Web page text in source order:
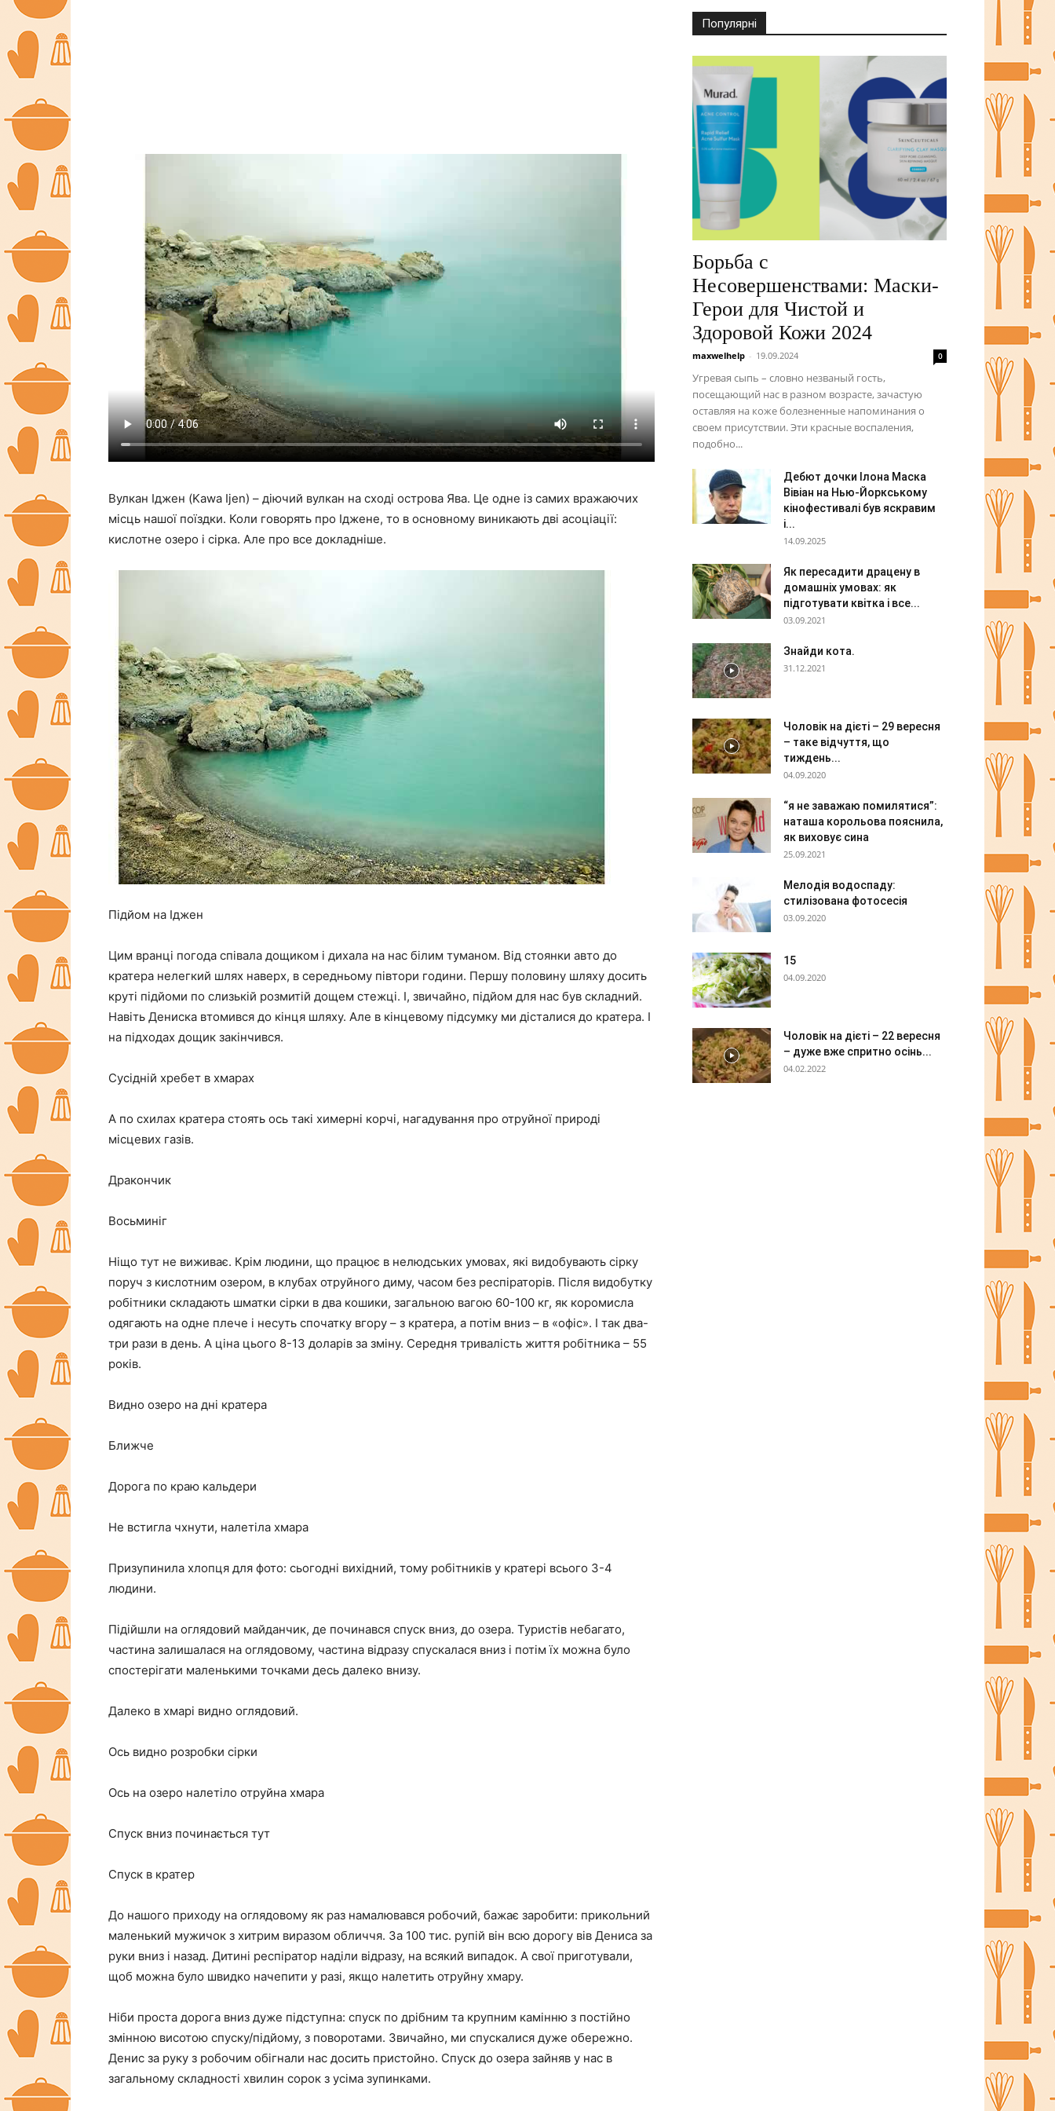
Вулкан Іджен (Kawa Ijen) – діючий вулкан на сході острова Ява. Це одне із самих вражаючих
місць нашої поїздки. Коли говорять про Іджене, то в основному виникають дві асоціації:
кислотне озеро і сірка. Але про все докладніше.
Підйом на Іджен
Цим вранці погода співала дощиком і дихала на нас білим туманом. Від стоянки авто до
кратера нелегкий шлях наверх, в середньому півтори години. Першу половину шляху досить
круті підйоми по слизькій розмитій дощем стежці. І, звичайно, підйом для нас був складний.
Навіть Дениска втомився до кінця шляху. Але в кінцевому підсумку ми дісталися до кратера. І
на підходах дощик закінчився.
Сусідній хребет в хмарах
А по схилах кратера стоять ось такі химерні корчі, нагадування про отруйної природі
місцевих газів.
Дракончик
Восьминіг
Ніщо тут не виживає. Крім людини, що працює в нелюдських умовах, які видобувають сірку
поруч з кислотним озером, в клубах отруйного диму, часом без респіраторів. Після видобутку
робітники складають шматки сірки в два кошики, загальною вагою 60-100 кг, як коромисла
одягають на одне плече і несуть спочатку вгору – з кратера, а потім вниз – в «офіс». І так два-
три рази в день. А ціна цього 8-13 доларів за зміну. Середня тривалість життя робітника – 55
років.
Видно озеро на дні кратера
Ближче
Дорога по краю кальдери
Не встигла чхнути, налетіла хмара
Призупинила хлопця для фото: сьогодні вихідний, тому робітників у кратері всього 3-4
людини.
Підійшли на оглядовий майданчик, де починався спуск вниз, до озера. Туристів небагато,
частина залишалася на оглядовому, частина відразу спускалася вниз і потім їх можна було
спостерігати маленькими точками десь далеко внизу.
Далеко в хмарі видно оглядовий.
Ось видно розробки сірки
Ось на озеро налетіло отруйна хмара
Спуск вниз починається тут
Спуск в кратер
До нашого приходу на оглядовому як раз намалювався робочий, бажає заробити: прикольний
маленький мужичок з хитрим виразом обличчя. За 100 тис. рупій він всю дорогу вів Дениса за
руки вниз і назад. Дитині респіратор наділи відразу, на всякий випадок. А свої приготували,
щоб можна було швидко начепити у разі, якщо налетить отруйну хмару.
Ніби проста дорога вниз дуже підступна: спуск по дрібним та крупним камінню з постійно
змінною висотою спуску/підйому, з поворотами. Звичайно, ми спускалися дуже обережно.
Денис за руку з робочим обігнали нас досить пристойно. Спуск до озера зайняв у нас в
загальному складності хвилин сорок з усіма зупинками.
Популярні
Борьба с
Несовершенствами: Маски-
Герои для Чистой и
Здоровой Кожи 2024
maxwelhelp - 19.09.2024 0
Угревая сыпь – словно незваный гость,
посещающий нас в разном возрасте, зачастую
оставляя на коже болезненные напоминания о
своем присутствии. Эти красные воспаления,
подобно...
Дебют дочки Ілона Маска
Вівіан на Нью-Йоркському
кінофестивалі був яскравим
і...
14.09.2025
Як пересадити драцену в
домашніх умовах: як
підготувати квітка і все...
03.09.2021
Знайди кота.
31.12.2021
Чоловік на дієті – 29 вересня
– таке відчуття, що
тиждень...
04.09.2020
“я не заважаю помилятися”:
наташа корольова пояснила,
як виховує сина
25.09.2021
Мелодія водоспаду:
стилізована фотосесія
03.09.2020
15
04.09.2020
Чоловік на дієті – 22 вересня
– дуже вже спритно осінь...
04.02.2022